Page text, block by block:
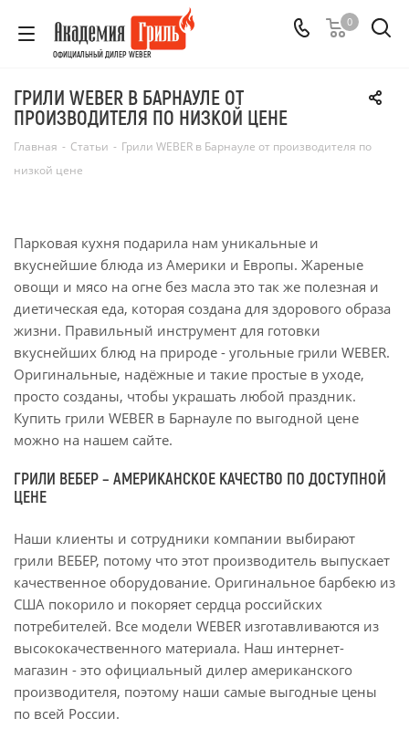
ОФИЦИАЛЬНЫЙ ДИЛЕР WEBER
0
ГРИЛИ WEBER В БАРНАУЛЕ ОТ
ПРОИЗВОДИТЕЛЯ ПО НИЗКОЙ ЦЕНЕ
Главная - Статьи - Грили WEBER в Барнауле от производителя по
низкой цене
Парковая кухня подарила нам уникальные и
вкуснейшие блюда из Америки и Европы. Жареные
овощи и мясо на огне без масла это так же полезная и
диетическая еда, которая создана для здорового образа
жизни. Правильный инструмент для готовки
вкуснейших блюд на природе - угольные грили WEBER.
Оригинальные, надёжные и такие простые в уходе,
просто созданы, чтобы украшать любой праздник.
Купить грили WEBER в Барнауле по выгодной цене
можно на нашем сайте.
ГРИЛИ ВЕБЕР – АМЕРИКАНСКОЕ КАЧЕСТВО ПО ДОСТУПНОЙ
ЦЕНЕ
Наши клиенты и сотрудники компании выбирают
грили ВЕБЕР, потому что этот производитель выпускает
качественное оборудование. Оригинальное барбекю из
США покорило и покоряет сердца российских
потребителей. Все модели WEBER изготавливаются из
высококачественного материала. Наш интернет-
магазин - это официальный дилер американского
производителя, поэтому наши самые выгодные цены
по всей России.